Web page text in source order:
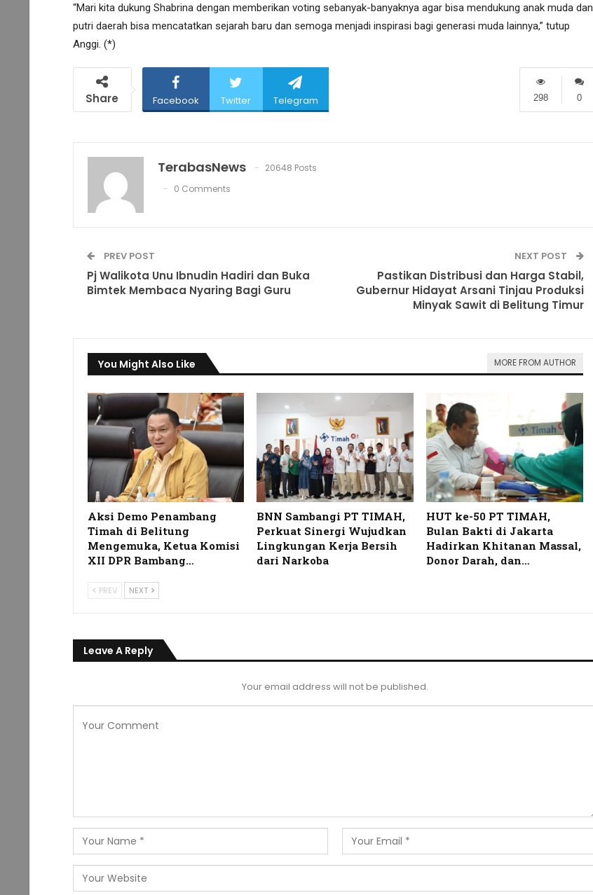
“Mari kita dukung Shabrina dengan memberikan voting sebanyak-banyaknya agar bisa mendukung anak muda dan
putri daerah bisa mencatatkan sejarah baru dan semoga menjadi inspirasi bagi generasi muda lainnya,” tutup
Anggi. (*)
0
298
Share Facebook Twitter Telegram
TerabasNews
20648 Posts
0 Comments
PREV POST
Pj Walikota Unu Ibnudin Hadiri dan Buka
Bimtek Membaca Nyaring Bagi Guru
NEXT POST
Pastikan Distribusi dan Harga Stabil,
Gubernur Hidayat Arsani Tinjau Produksi
Minyak Sawit di Belitung Timur
You Might Also Like MORE FROM AUTHOR
Aksi Demo Penambang
Timah di Belitung
Mengemuka, Ketua Komisi
XII DPR Bambang…
BNN Sambangi PT TIMAH,
Perkuat Sinergi Wujudkan
Lingkungan Kerja Bersih
dari Narkoba
HUT ke-50 PT TIMAH,
Bulan Bakti di Jakarta
Hadirkan Khitanan Massal,
Donor Darah, dan…
PREV NEXT
Leave A Reply
Your email address will not be published.